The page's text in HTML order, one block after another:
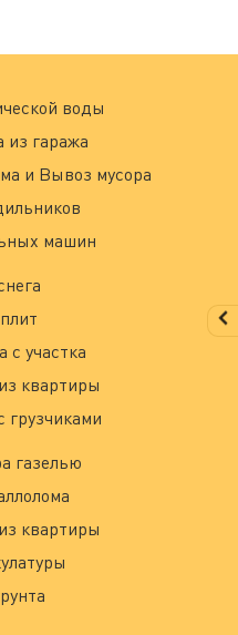
воды
из гаража
и Вывоз мусора
машин
с участка
квартиры
грузчиками
газелью
квартиры